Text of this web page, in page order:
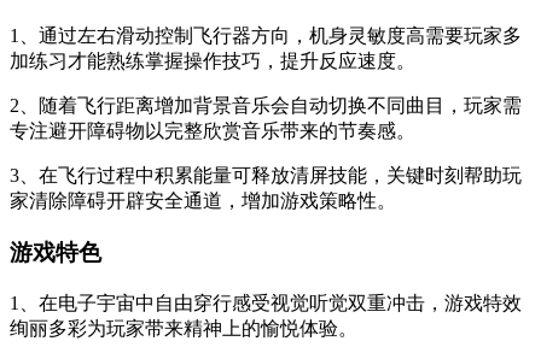
1、通过左右滑动控制飞行器方向，机身灵敏度高需要玩家多
加练习才能熟练掌握操作技巧，提升反应速度。
2、随着飞行距离增加背景音乐会自动切换不同曲目，玩家需
专注避开障碍物以完整欣赏音乐带来的节奏感。
3、在飞行过程中积累能量可释放清屏技能，关键时刻帮助玩
家清除障碍开辟安全通道，增加游戏策略性。
游戏特色
1、在电子宇宙中自由穿行感受视觉听觉双重冲击，游戏特效
绚丽多彩为玩家带来精神上的愉悦体验。